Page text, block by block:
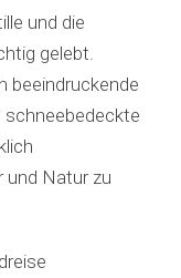
und die
gelebt.
beeindruckende
schneebedeckte
und Natur zu